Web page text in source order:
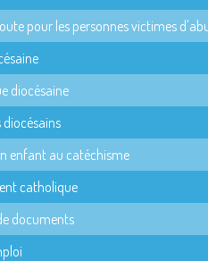
pour les personnes victimes
diocésaine
diocésains
enfant au catéchisme
catholique
documents